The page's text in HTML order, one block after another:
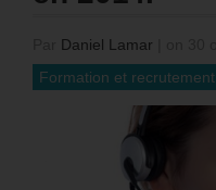
Daniel Lamar
Formation et recrutement